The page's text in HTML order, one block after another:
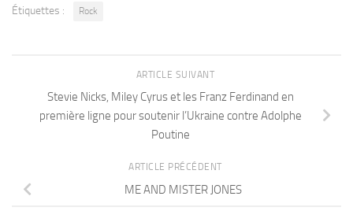
Étiquettes : Rock
ARTICLE SUIVANT
Stevie Nicks, Miley Cyrus et les Franz Ferdinand en
première ligne pour soutenir l’Ukraine contre Adolphe
Poutine
ARTICLE PRÉCÉDENT
ME AND MISTER JONES